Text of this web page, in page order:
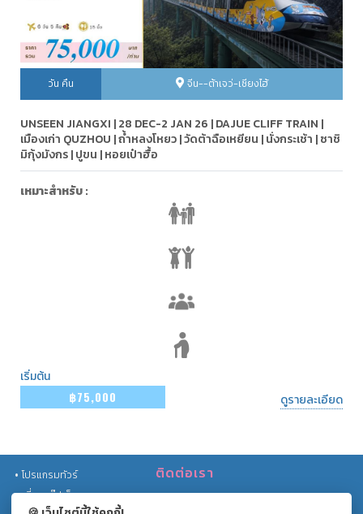
วัน คืน จีน--ต้าเจว่-เซียงไฮ้
UNSEEN JIANGXI | 28 DEC-2 JAN 26 | DAJUE CLIFF TRAIN |
เมืองเก่า QUZHOU | ถ้ำหลงโหยว | วัดต้าฉือเหยียน | นั่งกระเช้า | ซาชิ
มิกุ้งมังกร | ปูขน | หอยเป๋าฮื้อ
เหมาะสำหรับ :
เริ่มต้น
฿75,000
ดูรายละเอียด
โปรแกรมทัวร์
เที่ยวกรุ๊ปเล็ก
ติดต่อเรา